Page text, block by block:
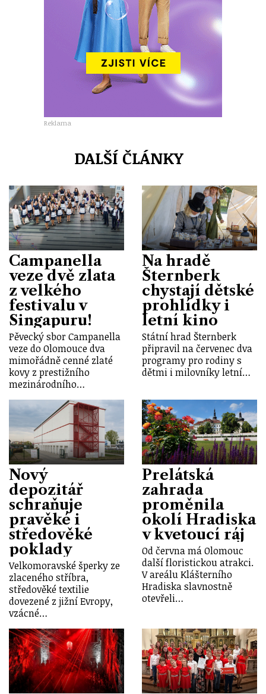
Reklama
DALŠÍ ČLÁNKY
Campanella
veze dvě zlata
z velkého
festivalu v
Singapuru!
Pěvecký sbor Campanella
veze do Olomouce dva
mimořádně cenné zlaté
kovy z prestižního
mezinárodního…
Na hradě
Šternberk
chystají dětské
prohlídky i
letní kino
Státní hrad Šternberk
připravil na červenec dva
programy pro rodiny s
dětmi i milovníky letní…
Nový
depozitář
schraňuje
pravěké i
středověké
poklady
Velkomoravské šperky ze
zlaceného stříbra,
středověké textilie
dovezené z jižní Evropy,
vzácné…
Prelátská
zahrada
proměnila
okolí Hradiska
v kvetoucí ráj
Od června má Olomouc
další floristickou atrakci.
V areálu Klášterního
Hradiska slavnostně
otevřeli…